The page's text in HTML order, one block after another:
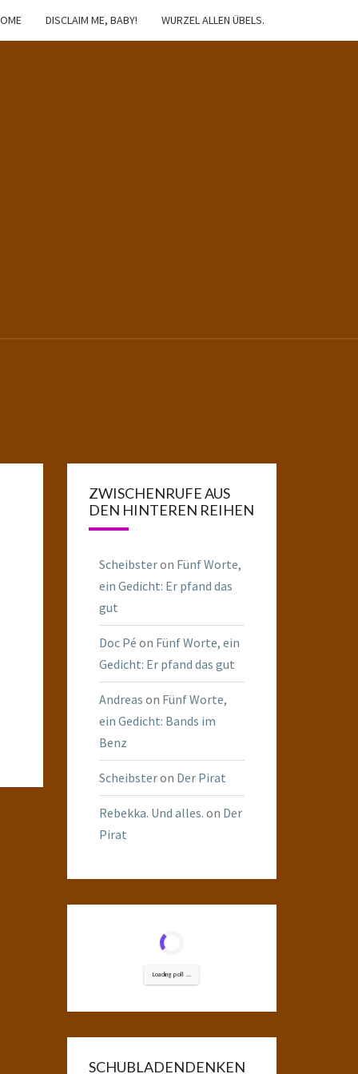
DISCLAIM ME, BABY! WURZEL ALLEN ÜBELS.
ZWISCHENRUFE AUS
DEN HINTEREN REIHEN
Scheibsteron Fünf Worte,
ein Gedicht: Er pfand das
gut
Doc Pé on Fünf Worte, ein
Gedicht: Er pfand das gut
Andreas on Fünf Worte,
ein Gedicht: Bands im
Benz
Scheibsteron Der Pirat
Rebekka. Und alles. on Der
Pirat
Loading poll ...
SCHUBLADENDENKEN